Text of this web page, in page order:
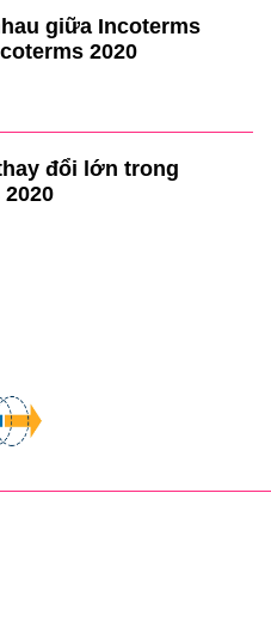
giữa Incoterms
2020
đổi lớn trong